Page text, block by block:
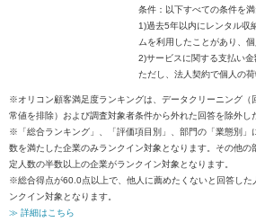
条件：以下すべての条件を満
1)過去5年以内にレンタル収
ムを利用したことがあり、
2)サービスに関する支払い金
ただし、法人契約で個人の
※オリコン顧客満足度ランキングは、データクリーニング（
常値を排除）および調査対象者条件から外れた回答を除外し
※「総合ランキング」、「評価項目別」、部門の「業態別」
数を満たした企業のみランクイン対象となります。その他の
定人数の半数以上の企業がランクイン対象となります。
※総合得点が60.0点以上で、他人に薦めたくないと回答した
ンクイン対象となります。
≫ 詳細はこちら